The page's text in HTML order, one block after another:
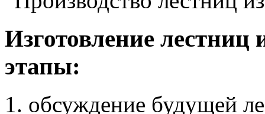
Изготовление лестниц
этапы:
обсуждение будущей